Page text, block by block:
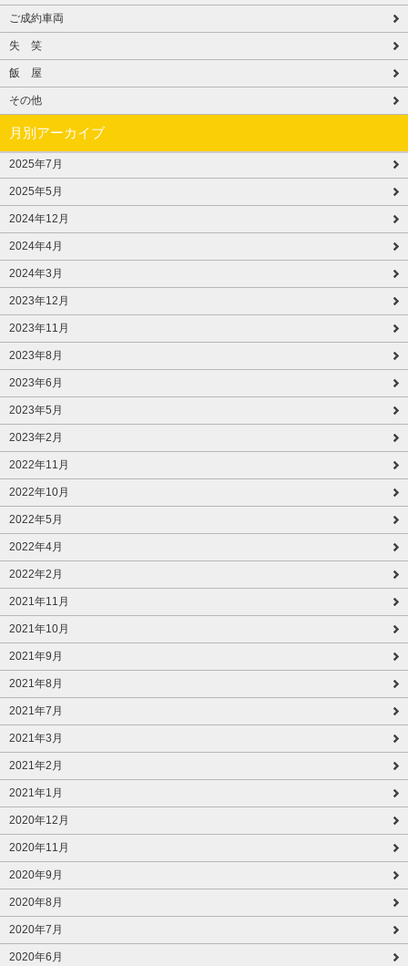
ご成約車両
失 笑
飯 屋
その他
月別アーカイブ
2025年7月
2025年5月
2024年12月
2024年4月
2024年3月
2023年12月
2023年11月
2023年8月
2023年6月
2023年5月
2023年2月
2022年11月
2022年10月
2022年5月
2022年4月
2022年2月
2021年11月
2021年10月
2021年9月
2021年8月
2021年7月
2021年3月
2021年2月
2021年1月
2020年12月
2020年11月
2020年9月
2020年8月
2020年7月
2020年6月